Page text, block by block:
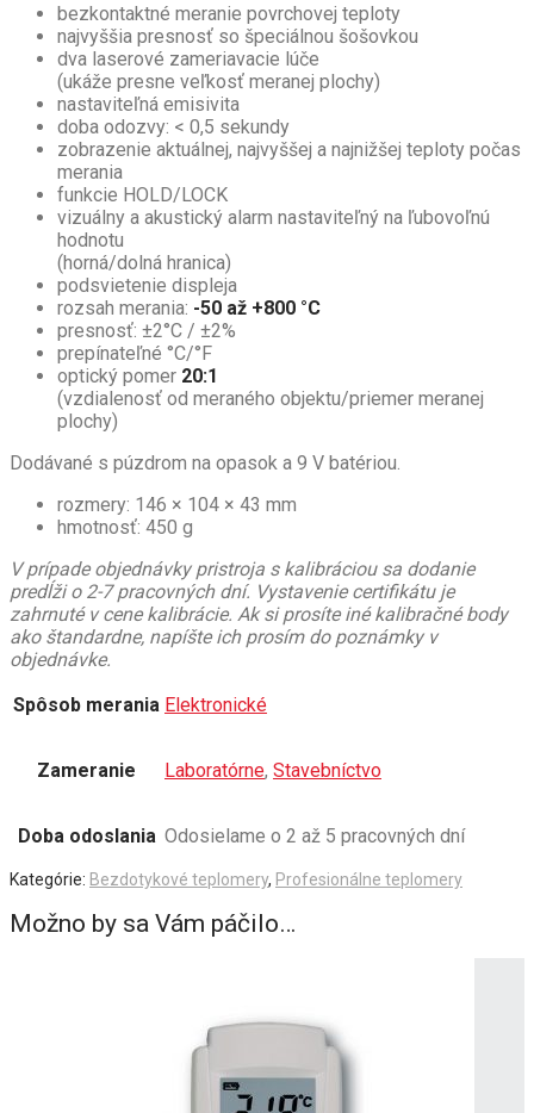
bezkontaktné meranie povrchovej teploty
najvyššia presnosť so špeciálnou šošovkou
dva laserové zameriavacie lúče
(ukáže presne veľkosť meranej plochy)
nastaviteľná emisivita
doba odozvy: < 0,5 sekundy
zobrazenie aktuálnej, najvyššej a najnižšej teploty počas
merania
funkcie HOLD/LOCK
vizuálny a akustický alarm nastaviteľný na ľubovoľnú
hodnotu
(horná/dolná hranica)
podsvietenie displeja
rozsah merania: -50 až +800 °C
presnosť: ±2°C / ±2%
prepínateľné °C/°F
optický pomer 20:1
(vzdialenosť od meraného objektu/priemer meranej
plochy)
Dodávané s púzdrom na opasok a 9 V batériou.
rozmery: 146 × 104 × 43 mm
hmotnosť: 450 g
V prípade objednávky pristroja s kalibráciou sa dodanie
predĺži o 2-7 pracovných dní. Vystavenie certifikátu je
zahrnuté v cene kalibrácie. Ak si prosíte iné kalibračné body
ako štandardne, napíšte ich prosím do poznámky v
objednávke.
Spôsob merania Elektronické
Zameranie Laboratórne, Stavebníctvo
Doba odoslania Odosielame o 2 až 5 pracovných dní
Kategórie: Bezdotykové teplomery, Profesionálne teplomery
Možno by sa Vám páčilo…